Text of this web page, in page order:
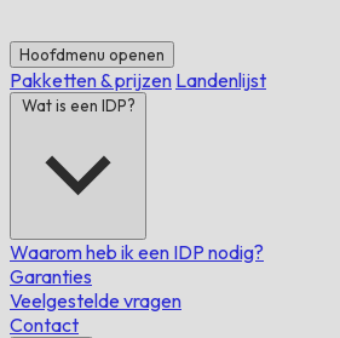
Hoofdmenu openen
Pakketten & prijzen Landenlijst
Wat is een IDP?
Waarom heb ik een IDP nodig?
Garanties
Veelgestelde vragen
Contact